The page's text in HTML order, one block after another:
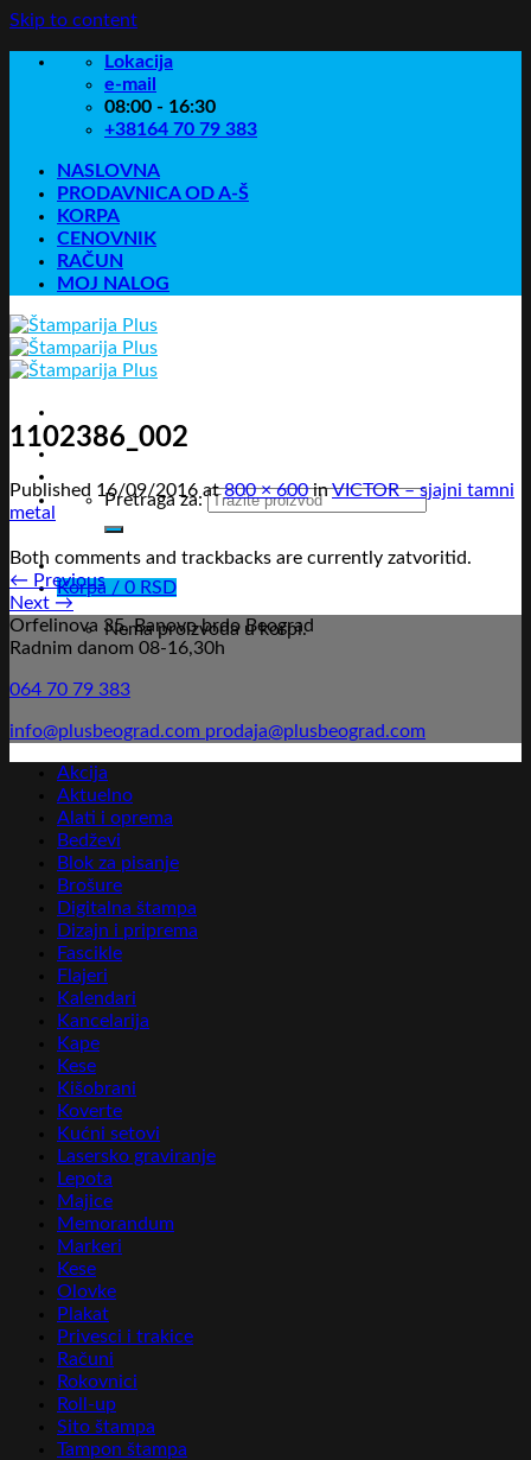
Skip to content
Lokacija
e-mail
08:00 - 16:30
+38164 70 79 383
NASLOVNA
PRODAVNICA OD A-Š
KORPA
CENOVNIK
RAČUN
MOJ NALOG
Pretraga za:
Korpa / 0 RSD
Nema proizvoda u korpi.
1102386_002
Published 16/09/2016 at800 × 600inVICTOR – sjajni tamni
metal
Both comments and trackbacks are currently zatvoritid.
← Previous
Next →
Orfelinova 35, Banovo brdo Beograd
Radnim danom 08-16,30h
064 70 79 383
info@plusbeograd.com prodaja@plusbeograd.com
Akcija
Aktuelno
Alati i oprema
Bedževi
Blok za pisanje
Brošure
Digitalna štampa
Dizajn i priprema
Fascikle
Flajeri
Kalendari
Kancelarija
Kape
Kese
Kišobrani
Koverte
Kućni setovi
Lasersko graviranje
Lepota
Majice
Memorandum
Markeri
Kese
Olovke
Plakat
Privesci i trakice
Računi
Rokovnici
Roll-up
Sito štampa
Tampon štampa